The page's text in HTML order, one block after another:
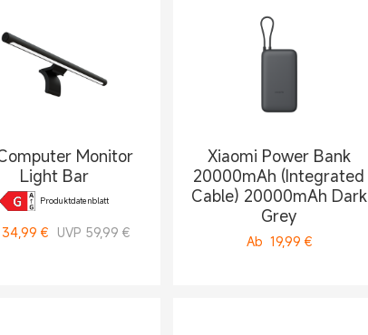
Monitor
Light Bar
Produktdatenblatt
34,99 € UVP 59,99 €
Xiaomi Power Bank
20000mAh (Integrated
Cable) 20000mAh Dark
Grey
Ab 19,99 €